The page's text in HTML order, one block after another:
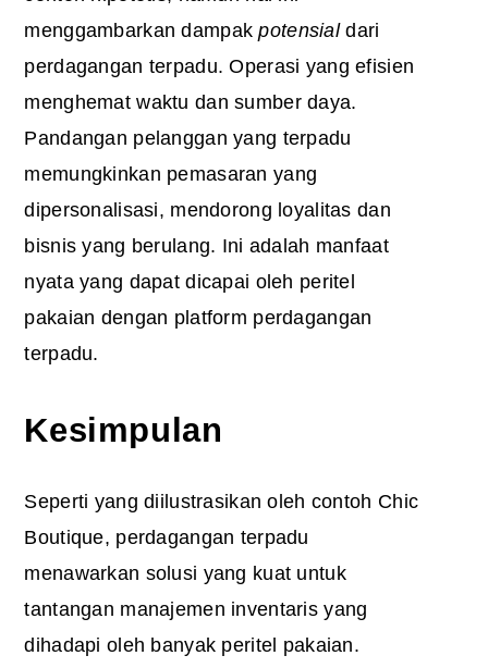
menggambarkan dampakpotensialdari
perdagangan terpadu. Operasi yang efisien
menghemat waktu dan sumber daya.
Pandangan pelanggan yang terpadu
memungkinkan pemasaran yang
dipersonalisasi, mendorong loyalitas dan
bisnis yang berulang. Ini adalah manfaat
nyata yang dapat dicapai oleh peritel
pakaian dengan platform perdagangan
terpadu.
Kesimpulan
Seperti yang diilustrasikan oleh contoh Chic
Boutique, perdagangan terpadu
menawarkan solusi yang kuat untuk
tantangan manajemen inventaris yang
dihadapi oleh banyak peritel pakaian.